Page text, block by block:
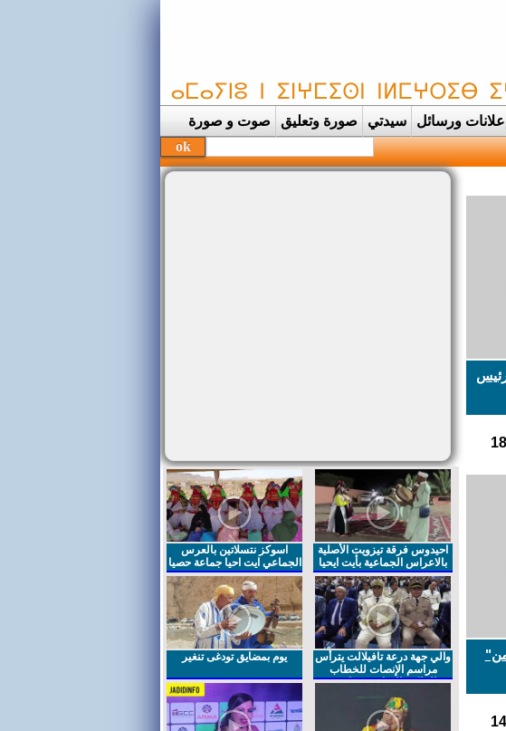
ورسائل سيدتي صورة وتعليق صوت و صورة
الكريم
رئيس
احيدوس فرقة تيزويت الأصلية
بالاعراس الجماعية بأيت ايحيا
اسوكز نتسلاتين بالعرس
الجماعي ايت احيا جماعة حصيا
والي جهة درعة تافيلالت يترأس
مراسم الإنصات للخطاب
الملكي السامي بمناسبة
يوم بمضايق تودغى تنغير